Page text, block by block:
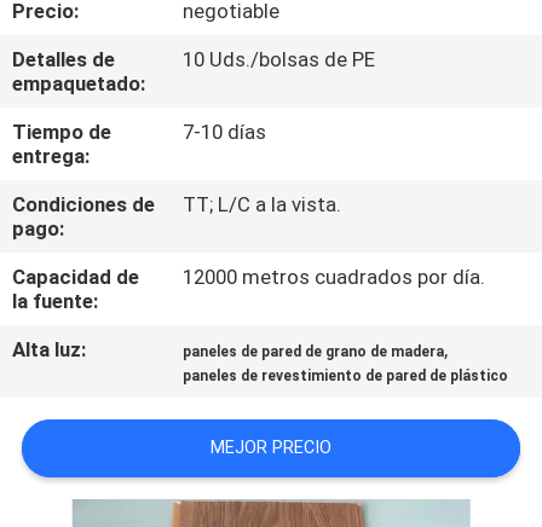
CALIDAD
ÉNTRENOS
EN
CONTACTO
CON
PIDA
UNA
MAPA
Precio:
negotiable
Detalles de
empaquetado:
10 Uds./bolsas de PE
Tiempo de
entrega:
7-10 días
Condiciones de
pago:
TT; L/C a la vista.
Capacidad de
la fuente:
12000 metros cuadrados por día.
Alta luz: paneles de pared de grano de madera,
paneles de revestimiento de pared de plástico
MEJOR PRECIO